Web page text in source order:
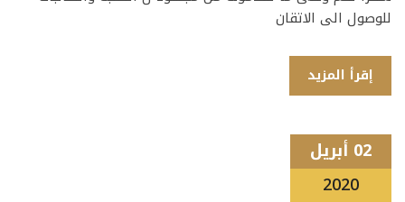
للوصول الى الاتقان
إقرأ المزيد
02 أبريل
2020